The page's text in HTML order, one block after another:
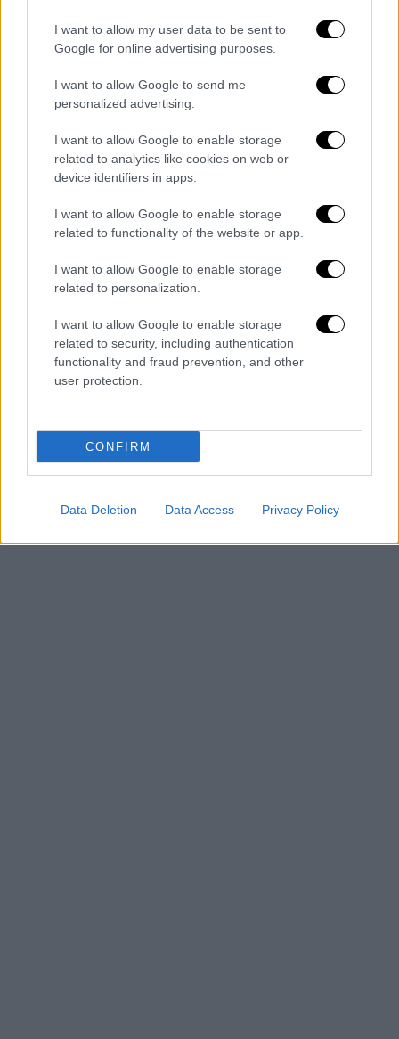
I want to allow my user data to be sent to
Google for online advertising purposes.
I want to allow Google to send me
personalized advertising.
I want to allow Google to enable storage
related to analytics like cookies on web or
device identifiers in apps.
I want to allow Google to enable storage
related to functionality of the website or app.
I want to allow Google to enable storage
related to personalization.
I want to allow Google to enable storage
related to security, including authentication
functionality and fraud prevention, and other
user protection.
CONFIRM
Data Deletion Data Access Privacy Policy
Salernitana, doppia operazione con il
Perugia
Juvecaserta 2021, chiuso l’accordo
con Seck
Salernitana, tesserato il difensore
Heinz: grinta e centimetri per mister
Cosmi
- Pubblicità -